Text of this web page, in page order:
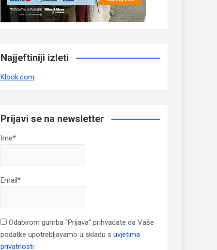
Najjeftiniji izleti
Klook.com
Prijavi se na newsletter
Ime*
Email*
Odabirom gumba "Prijava" prihvaćate da Vaše
podatke upotrebljavamo u skladu s uvjetima
privatnosti